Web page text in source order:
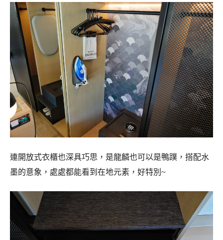
連開放式衣櫃也深具巧思，是龍麟也可以是鴨蹼，搭配水
墨的意象，處處都能看到在地元素，好特別~